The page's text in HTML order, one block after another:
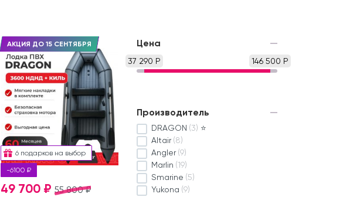
6 подарков на выбор
-6100 ₽
АКЦИЯ ДО 15 СЕНТЯБРЯ
55 800 ₽
49 700 ₽
Цена
37 290 Р 146 500 Р
Производитель
DRAGON (3) ⭐
Altair (8)
Angler (9)
Marlin (19)
Smarine (5)
Yukona (9)